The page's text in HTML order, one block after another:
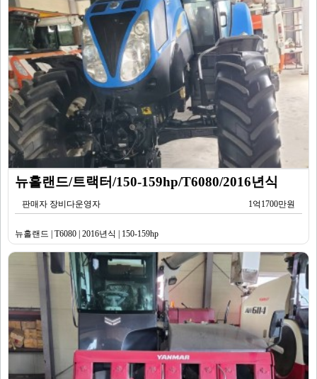
뉴홀랜드/트랙터/150-159hp/T6080/2016년식
판매자 장비다운영자 1억1700만원
뉴홀랜드 | T6080 | 2016년식 | 150-159hp